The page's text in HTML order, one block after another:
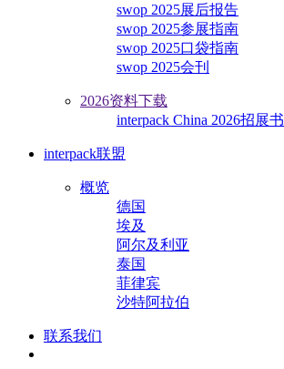
swop 2025展后报告
swop 2025参展指南
swop 2025口袋指南
swop 2025会刊
2026资料下载
interpack China 2026招展书
interpack联盟
概览
德国
埃及
阿尔及利亚
泰国
菲律宾
沙特阿拉伯
联系我们